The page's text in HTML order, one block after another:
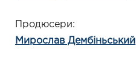
Продюсери
Мирослав Дембіньський